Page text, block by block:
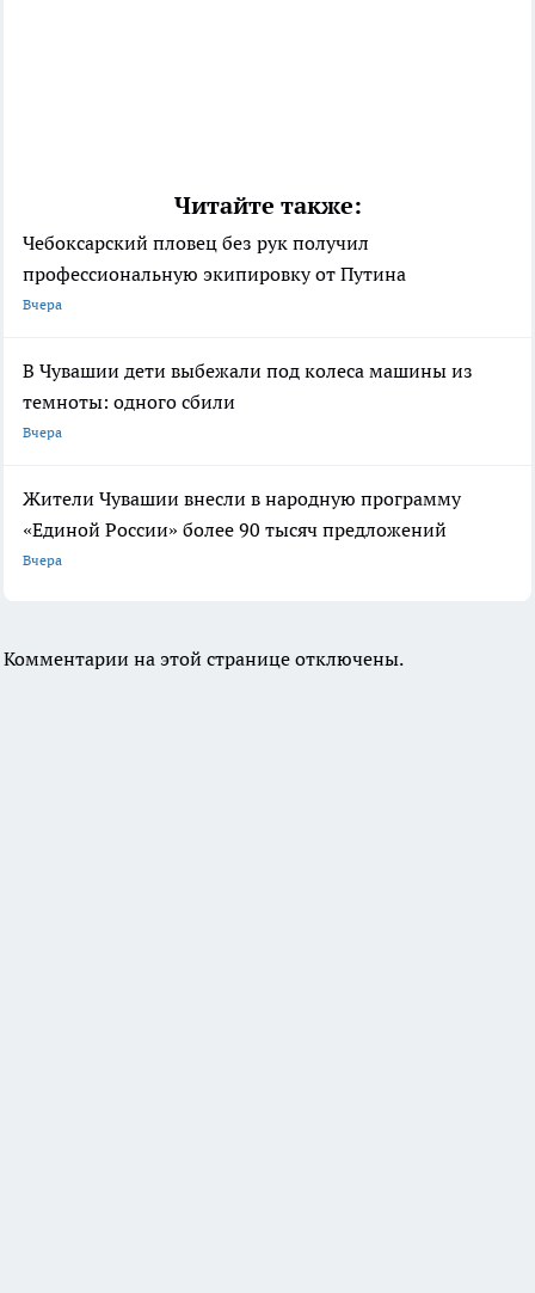
Читайте также:
Чебоксарский пловец без рук получил
профессиональную экипировку от Путина
Вчера
В Чувашии дети выбежали под колеса машины из
темноты: одного сбили
Вчера
Жители Чувашии внесли в народную программу
«Единой России» более 90 тысяч предложений
Вчера
Комментарии на этой странице отключены.